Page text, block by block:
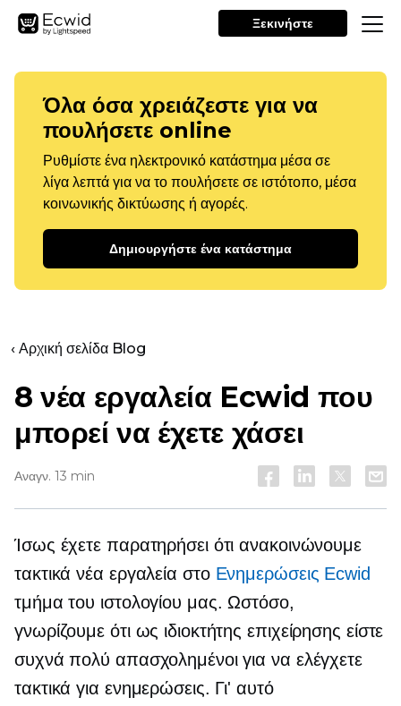
Ξεκινήστε
Όλα όσα χρειάζεστε για να
πουλήσετε online
Ρυθμίστε ένα ηλεκτρονικό κατάστημα μέσα σε
λίγα λεπτά για να το πουλήσετε σε ιστότοπο, μέσα
κοινωνικής δικτύωσης ή αγορές.
Δημιουργήστε ένα κατάστημα
‹ Αρχική σελίδα Blog
8 νέα εργαλεία Ecwid που
μπορεί να έχετε χάσει
Αναγν. 13 min
Ίσως έχετε παρατηρήσει ότι ανακοινώνουμε
τακτικά νέα εργαλεία στο Ενημερώσεις Ecwid
τμήμα του ιστολογίου μας. Ωστόσο,
γνωρίζουμε ότι ως ιδιοκτήτης επιχείρησης είστε
συχνά πολύ απασχολημένοι για να ελέγχετε
τακτικά για ενημερώσεις. Γι' αυτό